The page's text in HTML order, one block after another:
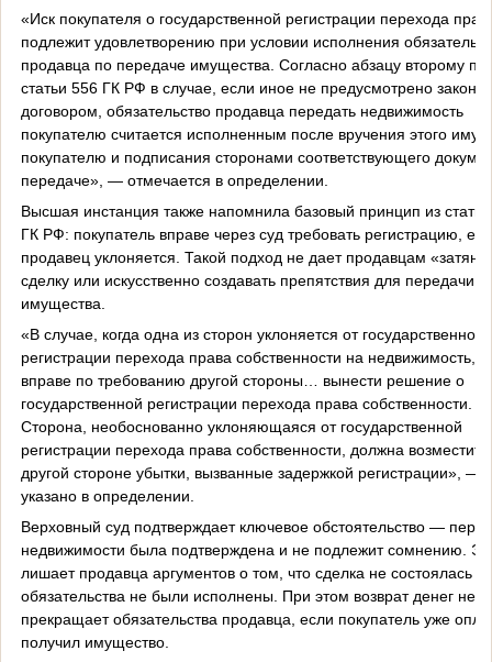
«Иск покупателя о государственной регистрации перехода
подлежит удовлетворению при условии исполнения
продавца по передаче имущества. Согласно абзацу второму
статьи 556 ГК РФ в случае, если иное не предусмотрено
договором, обязательство продавца передать недвижимость
покупателю считается исполненным после вручения этого
покупателю и подписания сторонами соответствующего
передаче», — отмечается в определении.
Высшая инстанция также напомнила базовый принцип из
ГК РФ: покупатель вправе через суд требовать регистрацию,
продавец уклоняется. Такой подход не дает продавцам
сделку или искусственно создавать препятствия для передачи
имущества.
«В случае, когда одна из сторон уклоняется от государственной
регистрации перехода права собственности на недвижимость,
вправе по требованию другой стороны… вынести решение о
государственной регистрации перехода права собственности.
Сторона, необоснованно уклоняющаяся от государственной
регистрации перехода права собственности, должна возместить
другой стороне убытки, вызванные задержкой регистрации», —
указано в определении.
Верховный суд подтверждает ключевое обстоятельство —
недвижимости была подтверждена и не подлежит сомнению.
лишает продавца аргументов о том, что сделка не состоялась
обязательства не были исполнены. При этом возврат денег не
прекращает обязательства продавца, если покупатель уже
получил имущество.